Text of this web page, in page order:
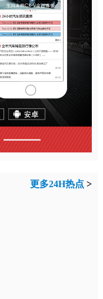
更多24H热点 >